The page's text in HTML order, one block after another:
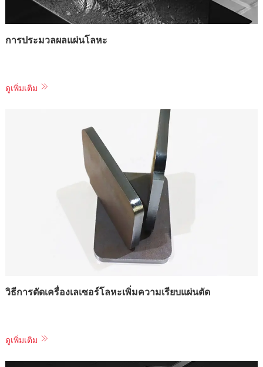
การประมวลผลแผ่นโลหะ
ดูเพิ่มเติม
วิธีการตัดเครื่องเลเซอร์โลหะเพิ่มความเรียบแผ่นตัด
ดูเพิ่มเติม